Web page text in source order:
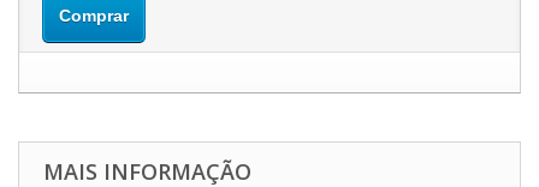
Comprar
MAIS INFORMAÇÃO